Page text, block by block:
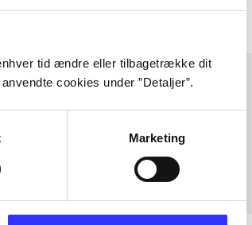
tid ændre eller tilbagetrække dit
cookies under ”Detaljer”.
Marketing